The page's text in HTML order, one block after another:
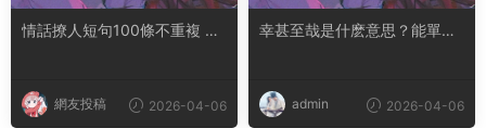
情話撩人短句100條不重複 土
網友投稿 2026-04-06
幸甚至哉是什麽意思？能單獨
admin 2026-04-06